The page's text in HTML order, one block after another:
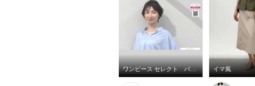
ワンピース セレクト バイ カワル シャーリングデザインで 背中の丸みをカバー アレンジネックで印象自在 とろみブラウス イマ風